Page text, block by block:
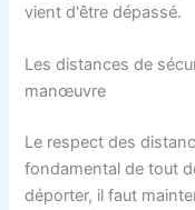
vient d'être dépassé.
Les distances de
manœuvre
Le respect des
fondamental de tout
déporter, il faut